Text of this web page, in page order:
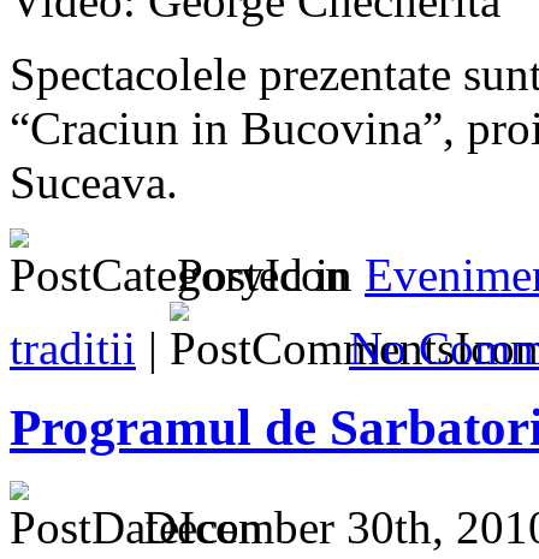
Spectacolele prezentate
“Craciun in Bucovina”,
Suceava.
Posted in
traditii | No
Programul de
December 30th,